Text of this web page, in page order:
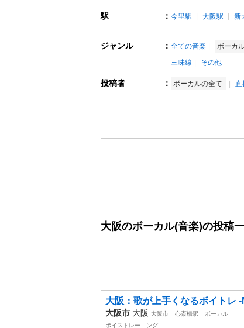
駅 ： 今里駅 大阪駅 新
ジャンル ： 全ての音楽 ボーカ
三味線
その他
投稿者 ： ボーカルの全て 直
大阪のボーカル(音楽)の投稿
大阪：歌が上手くなるボイトレ
大阪市 大阪 大阪市 心斎橋駅
ボーカル
ボイストレーニング